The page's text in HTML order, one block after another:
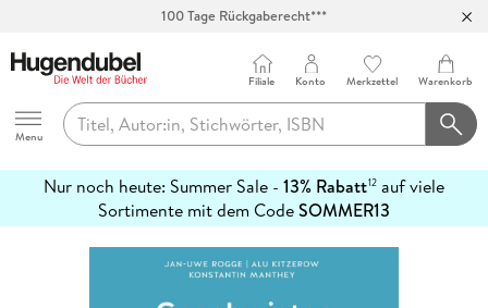
100 Tage Rückgaberecht***
Hugendubel
Menu
Filiale Konto Merkzettel Warenkorb
Nur noch heute: Summer Sale - 13% Rabatt12 auf viele
Sortimente mit dem CodeSOMMER13
erfahren